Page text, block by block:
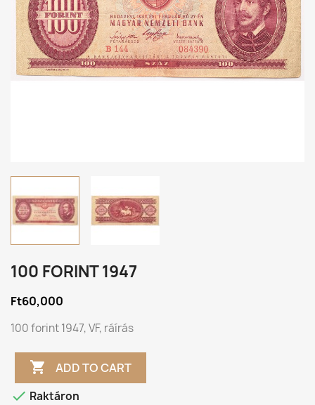
100 FORINT 1947
Ft60,000
100 forint 1947, VF, ráírás
 ADD TO CART
 Raktáron